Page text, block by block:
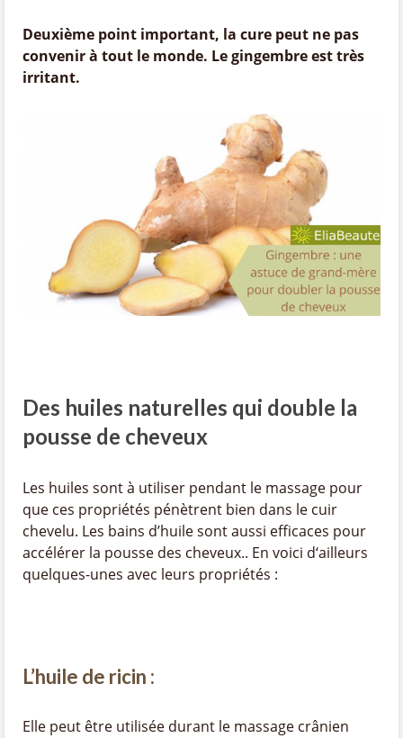
Deuxième point important, la cure peut ne pas
convenir à tout le monde. Le gingembre est très
irritant.
Des huiles naturelles qui double la
pousse de cheveux
Les huiles sont à utiliser pendant le massage pour
que ces propriétés pénètrent bien dans le cuir
chevelu. Les bains d’huile sont aussi efficaces pour
accélérer la pousse des cheveux.. En voici d‘ailleurs
quelques-unes avec leurs propriétés :
L’huile de ricin :
Elle peut être utilisée durant le massage crânien